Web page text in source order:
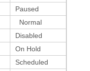
Paused
Normal
Disabled
On Hold
Scheduled